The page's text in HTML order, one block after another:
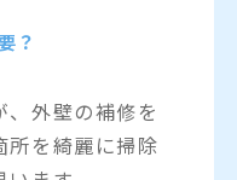
？
外壁の補修を
所を綺麗に掃除